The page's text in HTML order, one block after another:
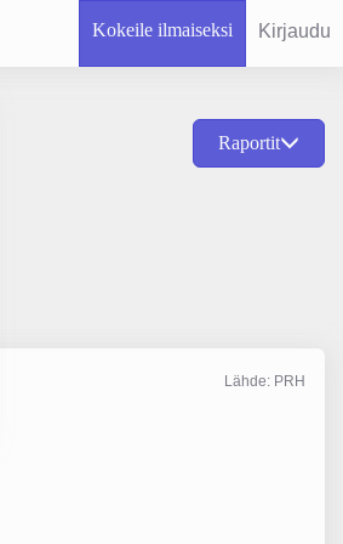
Kokeile ilmaiseksi Kirjaudu
Raportit
Lähde: PRH